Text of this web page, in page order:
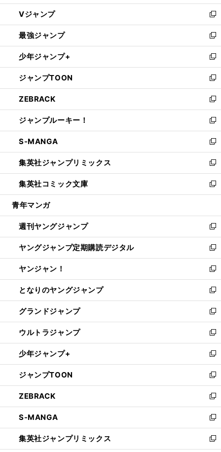
ウ
ィ
ン
ド
ウ
で
開
く
し
い
ウ
ィ
ン
ド
ウ
で
開
く
Vジャンプ
新
し
い
ウ
ィ
ン
ド
ウ
で
開
く
最強ジャンプ
新
し
い
ウ
ィ
ン
ド
ウ
で
開
く
少年ジャンプ+
新
し
い
ウ
ィ
ン
ド
ウ
で
開
く
ジャンプTOON
新
し
い
ウ
ィ
ン
ド
ウ
で
開
く
ZEBRACK
新
し
い
ウ
ィ
ン
ド
ウ
で
開
ジャンプルーキー！
新
し
い
ウ
ィ
ン
ド
ウ
開
く
S-MANGA
新
し
い
ウ
ィ
ン
ウ
で
開
く
集英社ジャンプリミックス
新
し
い
ウ
ン
ド
ウ
で
開
く
集英社コミック文庫
新
し
ウ
ィ
ン
ド
ウ
で
開
く
青年マンガ
週刊ヤングジャンプ
新
し
い
ウ
ィ
ン
ド
ウ
で
開
く
ヤングジャンプ定期購読デジタル
新
し
い
ウ
ィ
ン
ド
ウ
で
開
く
ヤンジャン！
新
し
い
ウ
ィ
ン
ド
ウ
で
開
く
となりのヤングジャンプ
新
し
い
ウ
ィ
ン
ド
ウ
で
開
く
グランドジャンプ
新
し
い
ウ
ィ
ン
ド
ウ
で
開
く
ウルトラジャンプ
新
し
い
ウ
ィ
ン
ド
ウ
で
開
く
少年ジャンプ+
新
し
い
ウ
ィ
ン
ド
ウ
で
開
ジャンプTOON
新
し
い
ウ
ィ
ン
ド
ウ
ZEBRACK
新
し
い
ウ
ィ
ン
S-MANGA
新
し
い
集英社ジャンプリミックス
新